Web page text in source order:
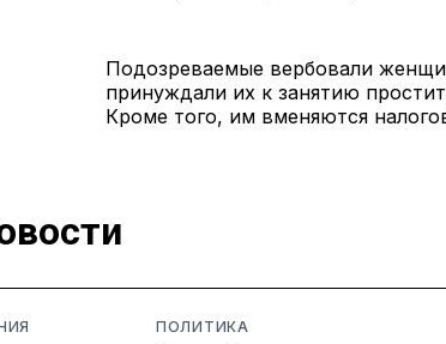
Подозреваемые вербовали
принуждали их к занятию
Кроме того, им вменяются
ПОЛИТИКА